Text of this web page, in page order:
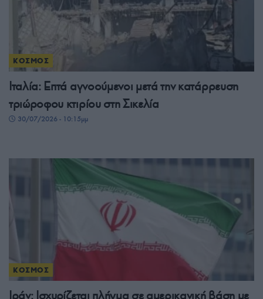
ΚΟΣΜΟΣ
Ιταλία: Επτά αγνοούμενοι μετά την κατάρρευση
τριώροφου κτιρίου στη Σικελία
30/07/2026 - 10:15μμ
ΚΟΣΜΟΣ
Ιράν: Ισχυρίζεται πλήγμα σε αμερικανική βάση με